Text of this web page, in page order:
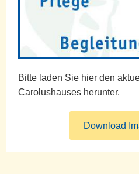
Bitte laden Sie hier den
Carolushauses herunter.
Download